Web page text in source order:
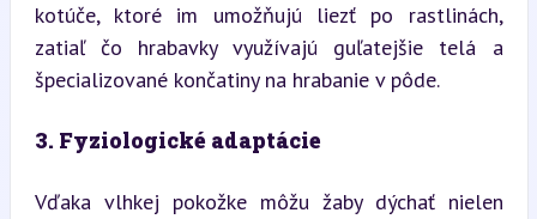
kotúče, ktoré im umožňujú liezť po rastlinách,
zatiaľ čo hrabavky využívajú guľatejšie telá a
špecializované končatiny na hrabanie v pôde.
3. Fyziologické adaptácie
Vďaka vlhkej pokožke môžu žaby dýchať nielen